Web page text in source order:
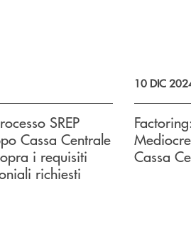
SREP
Cassa Centrale
i requisiti
richiesti
10 DIC
Cassa